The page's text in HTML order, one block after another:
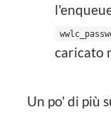
caricato
Un po' di più